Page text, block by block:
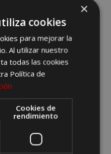
cuenta
tú decides
contratar un
se encarga de la
×
cookies
para mejorar la
Al utilizar nuestro
todas las cookies
Política de
Cookies de
rendimiento